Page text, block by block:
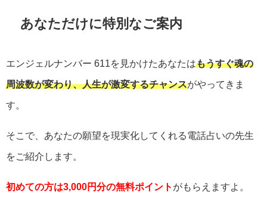
あなただけに特別なご案内
エンジェルナンバー 611 を見かけたあなたはもうすぐ魂の
周波数が変わり、人生が激変するチャンスがやってきま
す。
そこで、あなたの願望を現実化してくれる電話占いの先生
をご紹介します。
初めての方は3,000円分の無料ポイント がもらえますよ。